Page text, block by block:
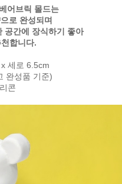
어브릭 몰드는
로 완성되며
공간에 장식하기 좋아
합니다.
세로 6.5cm
완성품 기준)
콘